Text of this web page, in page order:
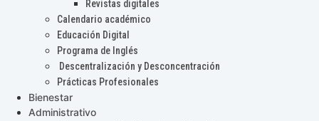
Revistas digitales
Calendario académico
Educación Digital
Programa de Inglés
Descentralización y Desconcentración
Prácticas Profesionales
Bienestar
Administrativo